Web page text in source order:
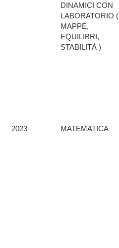
DINAMICI CON
LABORATORIO (
MAPPE,
EQUILIBRI,
STABILITÀ )
2023 MATEMATICA